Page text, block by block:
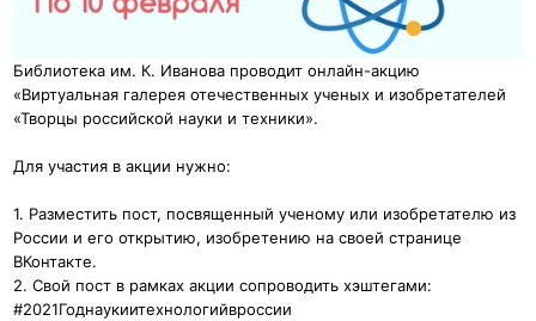
Библиотека им. К. Иванова проводит онлайн-акцию
«Виртуальная галерея отечественных ученых и изобретателей
«Творцы российской науки и техники».
Для участия в акции нужно:
1. Разместить пост, посвященный ученому или изобретателю из
России и его открытию, изобретению на своей странице
ВКонтакте.
2. Свой пост в рамках акции сопроводить хэштегами:
#2021Годнаукиитехнологийвроссии